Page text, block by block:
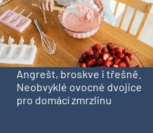
Angrešt, broskve i třešně.
Neobvyklé ovocné dvojice
pro domácí zmrzlinu